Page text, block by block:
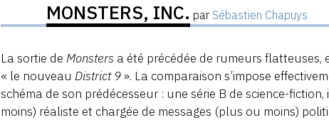
MONSTERS, INC. par Sébastien Chapuys
La sortie deMonsters a été précédée de rumeurs
« le nouveauDistrict 9». La comparaison s’impose
schéma de son prédécesseur : une série B de science-
moins) réaliste et chargée de messages (plus ou moins)